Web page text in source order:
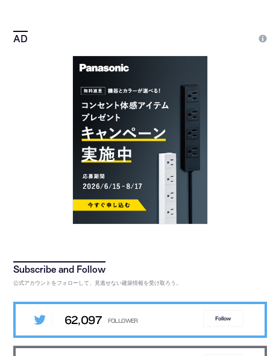
公式アカウントをフォローして、見逃せない建築情報を受け取ろう。
62,097 Follow